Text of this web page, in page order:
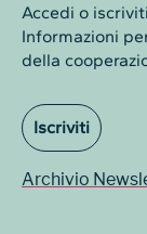
Accedi o
Informazioni
della
Iscriviti
Archivio